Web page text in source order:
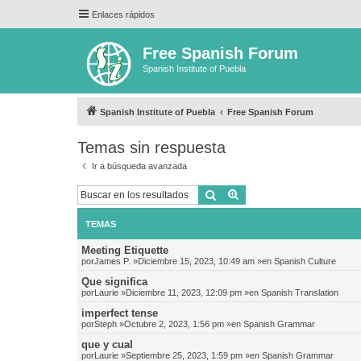
Enlaces rápidos
Free Spanish Forum
Spanish Institute of Puebla
Spanish Institute of Puebla Free Spanish Forum
Temas sin respuesta
Ir a búsqueda avanzada
Buscar
TEMAS
Meeting Etiquette
porJames P. »Diciembre 15, 2023, 10:49 am »en Spanish Culture
Que significa
porLaurie »Diciembre 11, 2023, 12:09 pm »en Spanish Translation
imperfect tense
porSteph »Octubre 2, 2023, 1:56 pm »en Spanish Grammar
que y cual
porLaurie »Septiembre 25, 2023, 1:59 pm »en Spanish Grammar